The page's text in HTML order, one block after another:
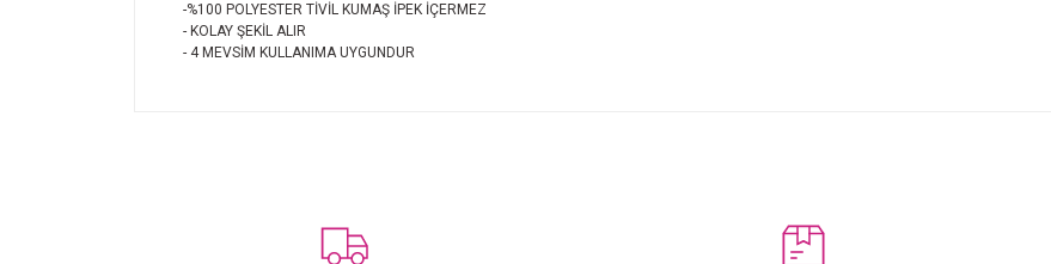
-%100 POLYESTER TİVİL KUMAŞ İPEK İÇERMEZ
- KOLAY ŞEKİL ALIR
- 4 MEVSİM KULLANIMA UYGUNDUR